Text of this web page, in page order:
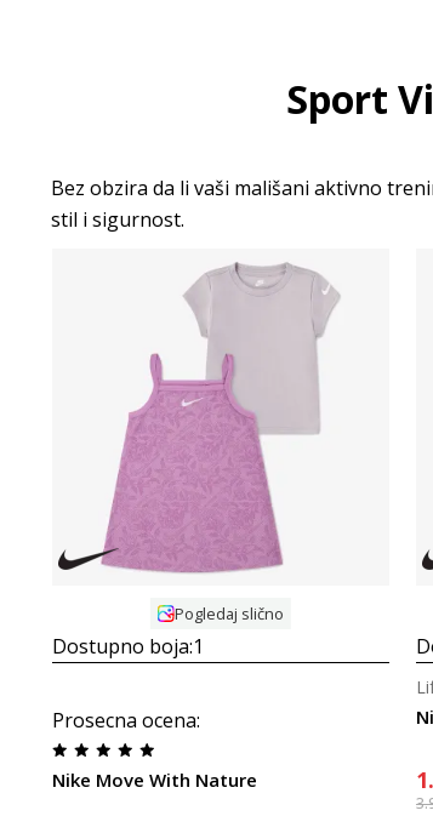
Sport
Bez obzira da li vaši mališani aktivno
stil i sigurnost.
Uporedi
Pogledaj slično
Dostupno boja:1
Prosecna ocena:
Nike Move With Nature